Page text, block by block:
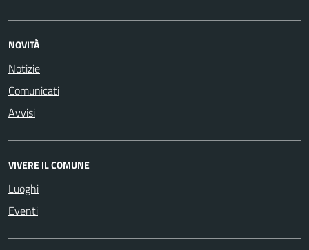
NOVITÀ
Notizie
Comunicati
Avvisi
VIVERE IL COMUNE
Luoghi
Eventi